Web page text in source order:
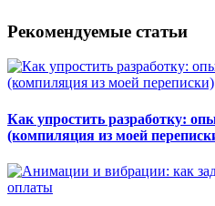
Рекомендуемые статьи
Как упростить разработку:
(компиляция из моей